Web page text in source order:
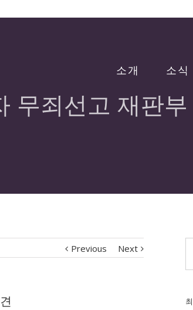
소개 소식
무죄선고 재판
Previous Next